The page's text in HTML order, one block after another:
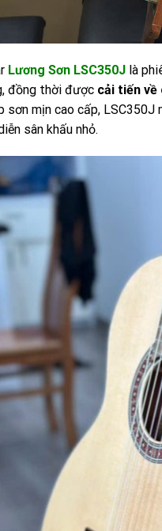
Lương Sơn LSC350J là
đồng thời được cải tiến về
sơn mịn cao cấp, LSC350J
sân khấu nhỏ.